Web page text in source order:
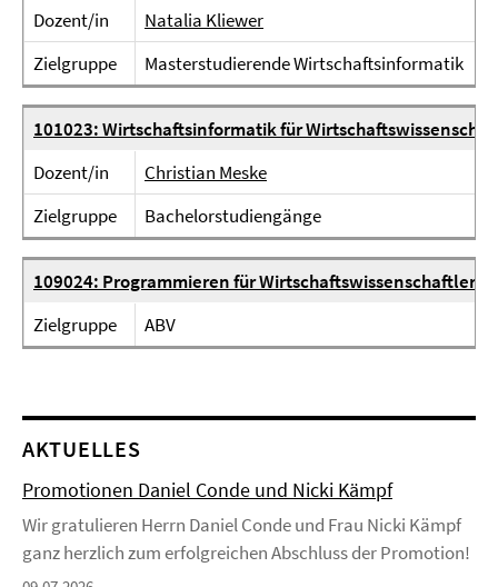
Dozent/in
Natalia Kliewer
Zielgruppe
Masterstudierende Wirtschaftsinformatik
101023: Wirtschaftsinformatik für
Dozent/in
Christian Meske
Zielgruppe
Bachelorstudiengänge
109024: Programmieren für Wirtschaftswissenschaftler
Zielgruppe
ABV
AKTUELLES
Promotionen Daniel Conde und Nicki Kämpf
Wir gratulieren Herrn Daniel Conde und Frau Nicki Kämpf
ganz herzlich zum erfolgreichen Abschluss der Promotion!